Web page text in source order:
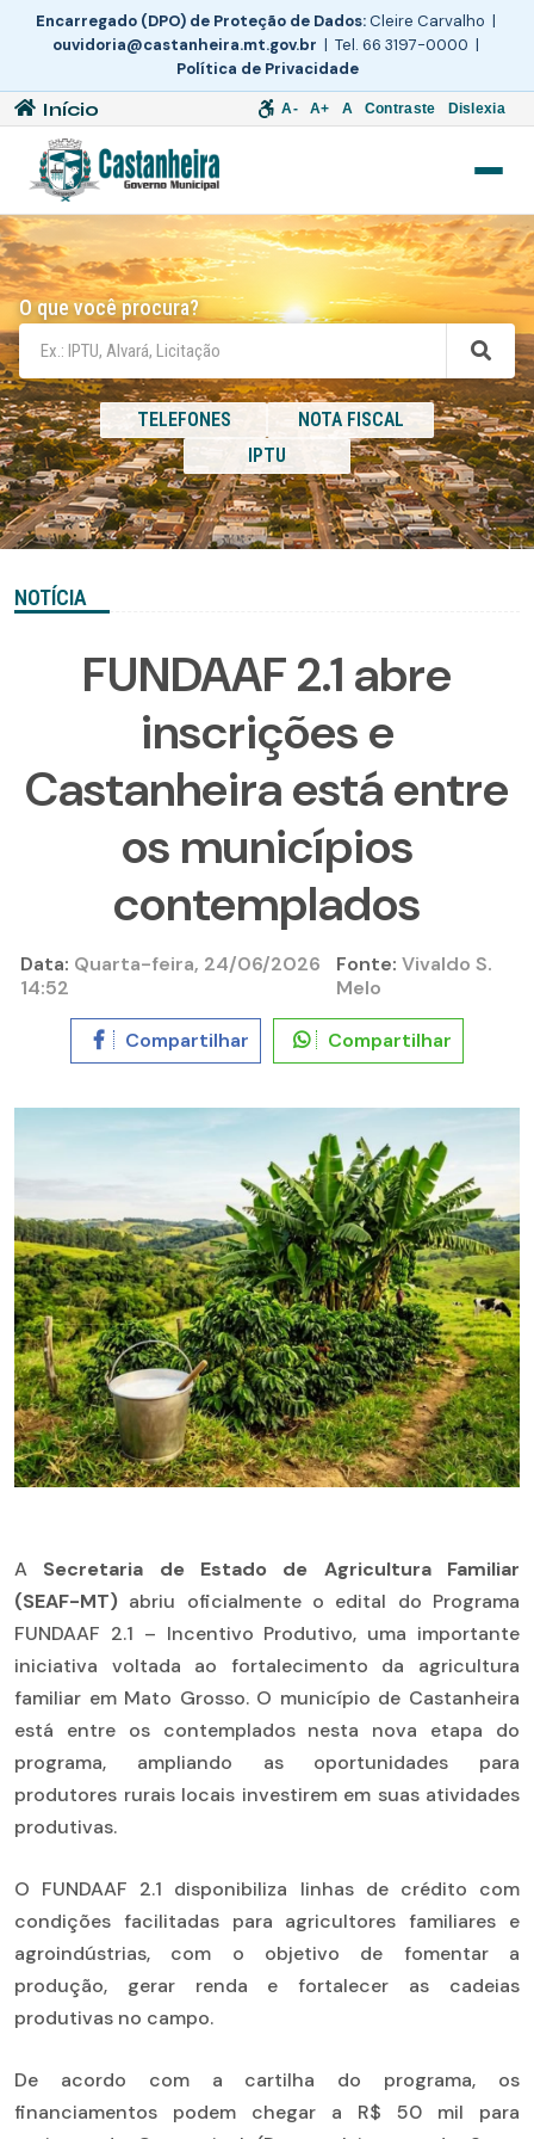
Encarregado (DPO) de Proteção de Dados:Cleire Carvalho |
ouvidoria@castanheira.mt.gov.br | Tel. 66 3197-0000 |
Política de Privacidade
Início A- A+ A Contraste Dislexia
O que você procura?
TELEFONES
NOTA FISCAL
IPTU
NOTÍCIA
FUNDAAF 2.1 abre
inscrições e
Castanheira está entre
os municípios
contemplados
Data: Quarta-feira, 24/06/2026
14:52
Fonte: Vivaldo S.
Melo
Compartilhar Compartilhar
A Secretaria de Estado de Agricultura Familiar
(SEAF-MT) abriu oficialmente o edital do Programa
FUNDAAF 2.1 – Incentivo Produtivo, uma importante
iniciativa voltada ao fortalecimento da agricultura
familiar em Mato Grosso. O município de Castanheira
está entre os contemplados nesta nova etapa do
programa, ampliando as oportunidades para
produtores rurais locais investirem em suas atividades
produtivas.
O FUNDAAF 2.1 disponibiliza linhas de crédito com
condições facilitadas para agricultores familiares e
agroindústrias, com o objetivo de fomentar a
produção, gerar renda e fortalecer as cadeias
produtivas no campo.
De acordo com a cartilha do programa, os
financiamentos podem chegar a R$ 50 mil para